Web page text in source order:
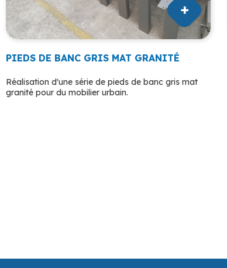
PIEDS DE BANC GRIS MAT GRANITÉ
Réalisation d'une série de pieds de banc gris mat
granité pour du mobilier urbain.